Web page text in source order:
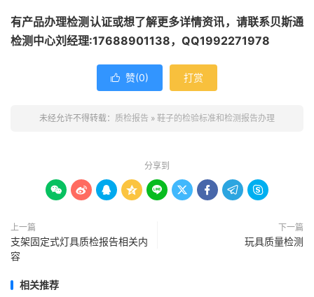
有产品办理检测认证或想了解更多详情资讯，请联系贝斯通
检测中心刘经理:17688901138，QQ1992271978
 赞(0) 打赏
未经允许不得转载： 质检报告 » 鞋子的检验标准和检测报告办理
分享到
        
上一篇
支架固定式灯具质检报告相关内
容
下一篇
玩具质量检测
相关推荐